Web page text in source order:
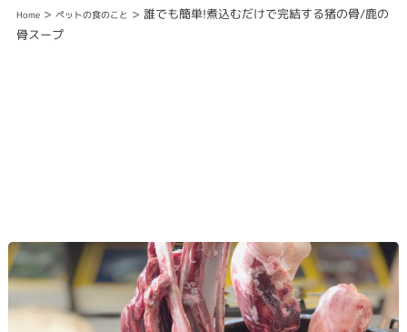
Home> ペットの食のこと > 誰でも簡単!煮込むだけで完結する猪の骨/鹿の
骨スープ